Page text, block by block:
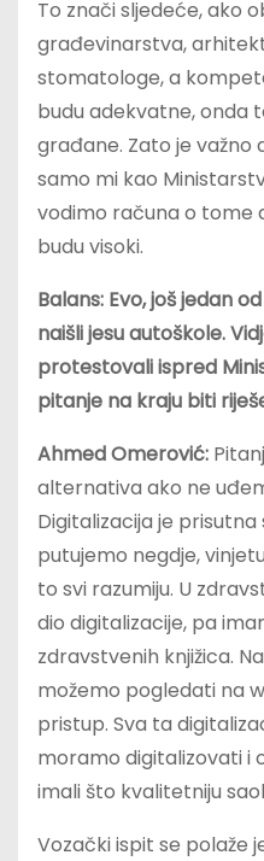
To znači sljedeće, ako
građevinarstva,
stomatologe, a
budu adekvatne, onda
građane. Zato je važno
samo mi kao
vodimo računa o tome
budu visoki.
Balans: Evo, još jedan
naišli jesu autoškole.
protestovali ispred
pitanje na kraju biti
Ahmed Omerović:
alternativa ako ne
Digitalizacija je prisutna
putujemo negdje,
to svi razumiju. U
dio digitalizacije, pa
zdravstvenih knjižica.
možemo pogledati na
pristup. Sva ta
moramo digitalizovati i
imali što kvalitetniju
Vozački ispit se polaže